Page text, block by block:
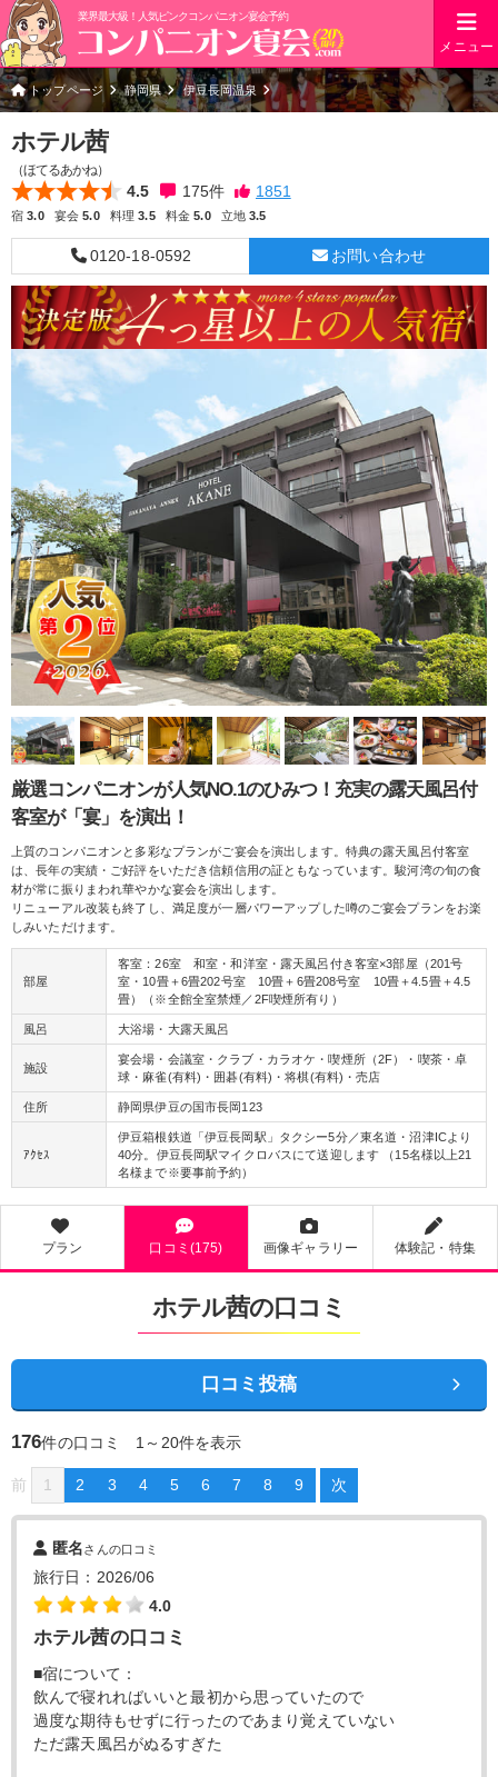
業界最大級！人気ピンクコンパニオン宴会予約
メニュー
トップページ 静岡県 伊豆長岡温泉
ホテル茜
（ほてるあかね）
4.5 175件
宿3.0 宴会5.0 料理3.5 料金5.0 立地3.5
0120-18-0592 お問い合わせ
厳選コンパニオンが人気NO.1のひみつ！充実の露天風呂付
客室が「宴」を演出！
上質のコンパニオンと多彩なプランがご宴会を演出します。特典の露天風呂付客室
は、長年の実績・ご好評をいただき信頼信用の証ともなっています。駿河湾の旬の食
材が常に振りまわれ華やかな宴会を演出します。
リニューアル改装も終了し、満足度が一層パワーアップした噂のご宴会プランをお楽
しみいただけます。
部屋
客室：26室 和室・和洋室・露天風呂付き客室×3部屋（201号
室・10畳＋6畳202号室 10畳＋6畳208号室 10畳＋4.5畳＋4.5
畳）（※全館全室禁煙／2F喫煙所有り）
風呂 大浴場・大露天風呂
施設
宴会場・会議室・クラブ・カラオケ・喫煙所（2F）・喫茶・卓
球・麻雀(有料)・囲碁(有料)・将棋(有料)・売店
住所 静岡県伊豆の国市長岡123
ｱｸｾｽ
伊豆箱根鉄道「伊豆長岡駅」タクシー5分／東名道・沼津ICより
40分。伊豆長岡駅マイクロバスにて送迎します （15名様以上21
名様まで※要事前予約）
プラン 口コミ(175) 画像ギャラリー 体験記・特集
ホテル茜の口コミ
口コミ投稿
176件の口コミ 1～20件を表示
前 1 2 3 4 5 6 7 8 9 次
匿名さんの口コミ
旅行日：2026/06
4.0
ホテル茜の口コミ
■宿について：
飲んで寝れればいいと最初から思っていたので
過度な期待もせずに行ったのであまり覚えていない
ただ露天風呂がぬるすぎた